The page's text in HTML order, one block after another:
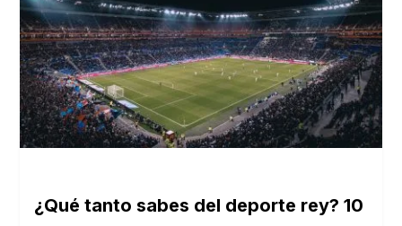
¿Qué tanto sabes del deporte rey? 10